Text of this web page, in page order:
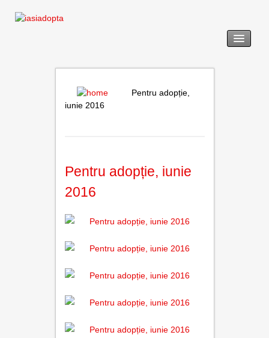
legislație
formulare tip
noutăți
galerie foto
utile
contact
Pentru adopție,
iunie 2016
Pentru adopție, iunie
2016